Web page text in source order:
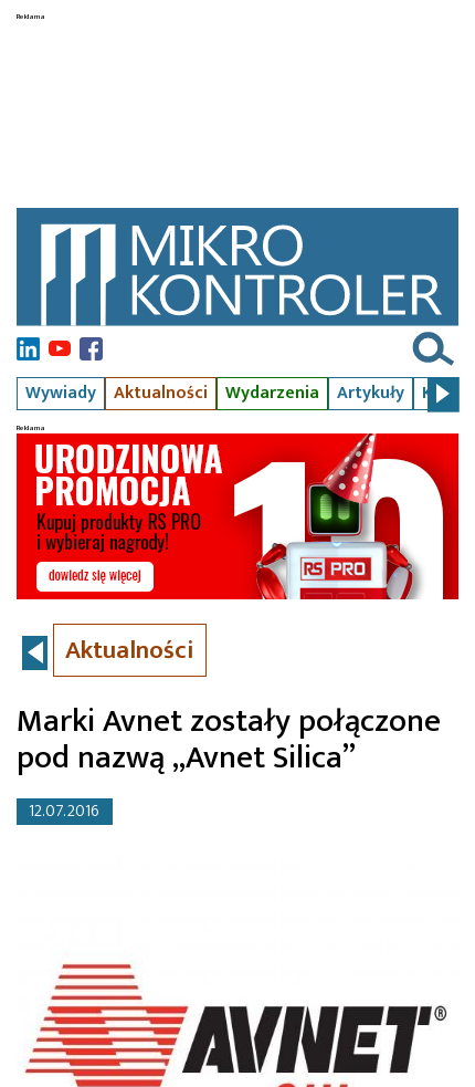
Wywiady Aktualności Wydarzenia Artykuły Kursy
Aktualności
Marki Avnet zostały połączone
pod nazwą „Avnet Silica”
12.07.2016